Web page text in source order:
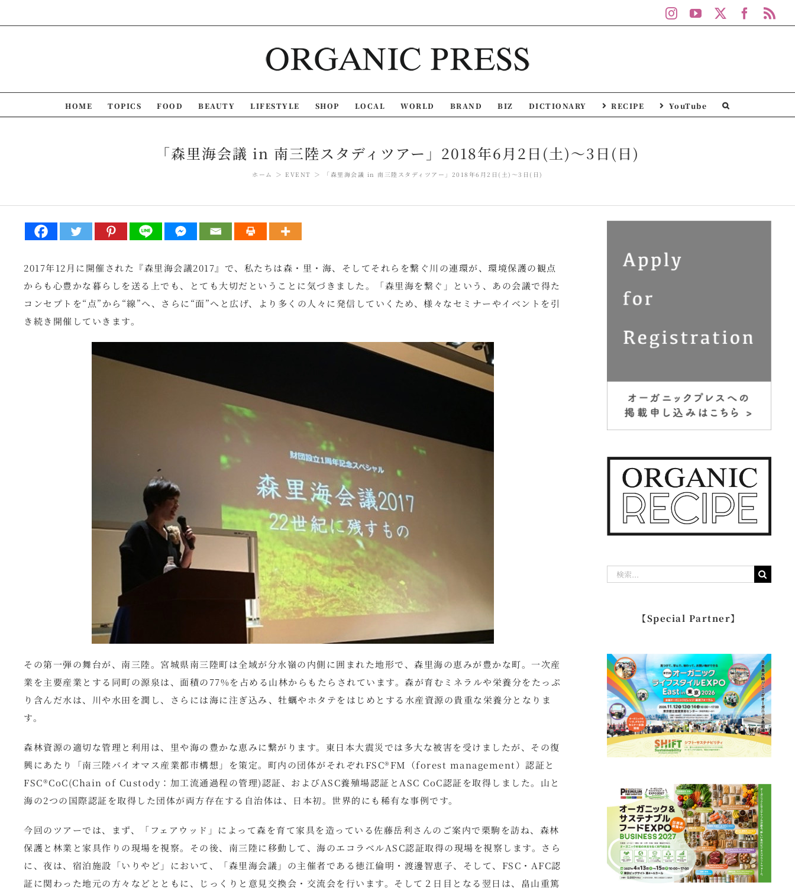
to
InstagramYouTube
HOME TOPICS FOOD BEAUTY LIFESTYLE SHOP LOCAL WORLD BRAND BIZ DICTIONARY RECIPE YouTube
「森里海会議 in 南三陸スタディツアー」2018年6月2日(土)～3日(日)
ホーム EVENT 「森里海会議 in 南三陸スタディツアー」2018年6月2日(土)～3日(日)
2017年12月に開催された『森里海会議2017』で、私たちは森・里・海、そしてそれらを繋ぐ川の連環が、環境保護の観点
からも心豊かな暮らしを送る上でも、とても大切だということに気づきました。「森里海を繋ぐ」という、あの会議で得た
コンセプトを“点”から“線”へ、さらに“面”へと広げ、より多くの人々に発信していくため、様々なセミナーやイベントを引
き続き開催していきます。
その第一弾の舞台が、南三陸。宮城県南三陸町は全域が分水嶺の内側に囲まれた地形で、森里海の恵みが豊かな町。一次産
業を主要産業とする同町の源泉は、面積の77%を占める山林からもたらされています。森が育むミネラルや栄養分をたっぷ
り含んだ水は、川や水田を潤し、さらには海に注ぎ込み、牡蠣やホタテをはじめとする水産資源の貴重な栄養分となりま
す。
森林資源の適切な管理と利用は、里や海の豊かな恵みに繋がります。東日本大震災では多大な被害を受けましたが、その復
興にあたり「南三陸バイオマス産業都市構想」を策定。町内の団体がそれぞれFSC®FM（forest management）認証と
FSC®CoC(Chain of Custody：加工流通過程の管理)認証、およびASC養殖場認証とASC CoC認証を取得しました。山と
海の2つの国際認証を取得した団体が両方存在する自治体は、日本初。世界的にも稀有な事例です。
今回のツアーでは、まず、「フェアウッド」によって森を育て家具を造っている佐藤岳利さんのご案内で栗駒を訪ね、森林
保護と林業と家具作りの現場を視察。その後、南三陸に移動して、海のエコラベルASC認証取得の現場を視察します。さら
に、夜は、宿泊施設「いりやど」において、「森里海会議」の主催者である徳江倫明・渡邊智恵子、そして、FSC・AFC認
証に関わった地元の方々などとともに、じっくりと意見交換会・交流会を行います。そして２日目となる翌日は、畠山重篤
【Special Partner】